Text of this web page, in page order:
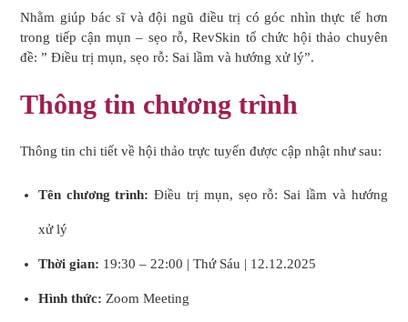
Nhằm giúp bác sĩ và đội ngũ điều trị có góc nhìn thực tế hơn
trong tiếp cận mụn – sẹo rỗ, RevSkin tổ chức hội thảo chuyên
đề: ” Điều trị mụn, sẹo rỗ: Sai lầm và hướng xử lý”.
Thông tin chương trình
Thông tin chi tiết về hội thảo trực tuyến được cập nhật như sau:
Tên chương trình: Điều trị mụn, sẹo rỗ: Sai lầm và hướng
xử lý
Thời gian: 19:30 – 22:00 | Thứ Sáu | 12.12.2025
Hình thức: Zoom Meeting